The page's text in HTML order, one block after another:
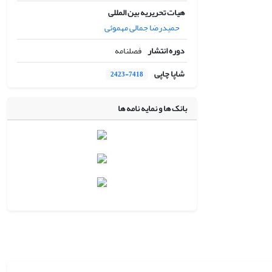
هیات تحریریه بین المللی
حمیدرضا جمالی مهموئی
دوره انتشار فصلنامه
شاپا چاپی
2423-7418
بانک ها و نمایه نامه ها